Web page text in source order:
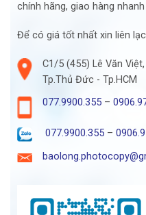
chính hãng, giao hàng
Để có giá tốt nhất xin liên
C1/5 (455) Lê Văn
Tp.Thủ Đức - Tp.HCM
077.9900.355–
077.9900.355–